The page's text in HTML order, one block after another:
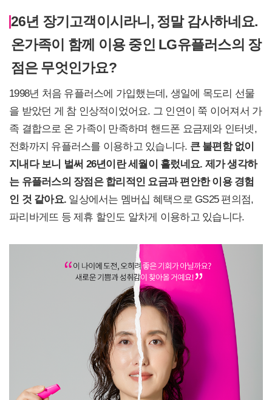
26년 장기고객이시라니, 정말 감사하네요.
온가족이 함께 이용 중인 LG유플러스의 장
점은 무엇인가요?
1998년 처음 유플러스에 가입했는데, 생일에 목도리 선물
을 받았던 게 참 인상적이었어요. 그 인연이 쭉 이어져서 가
족 결합으로 온 가족이 만족하며 핸드폰 요금제와 인터넷,
전화까지 유플러스를 이용하고 있습니다. 큰 불편함 없이
지내다 보니 벌써 26년이란 세월이 흘렀네요. 제가 생각하
는 유플러스의 장점은 합리적인 요금과 편안한 이용 경험
인 것 같아요. 일상에서는 멤버십 혜택으로 GS25 편의점,
파리바게뜨 등 제휴 할인도 알차게 이용하고 있습니다.